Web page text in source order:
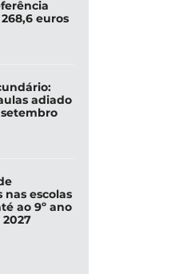
euros
adiado
setembro
nas escolas
ao 9º ano